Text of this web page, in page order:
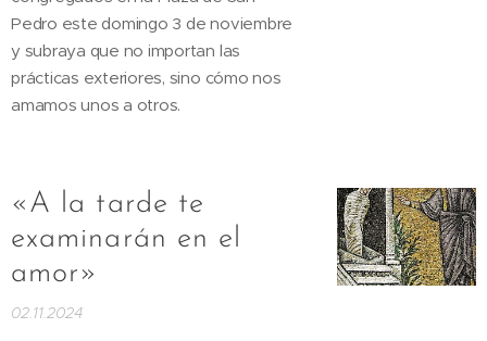
Pedro este domingo 3 de noviembre
y subraya que no importan las
prácticas exteriores, sino cómo nos
amamos unos a otros.
«A la tarde te
examinarán en el
amor»
02.11.2024